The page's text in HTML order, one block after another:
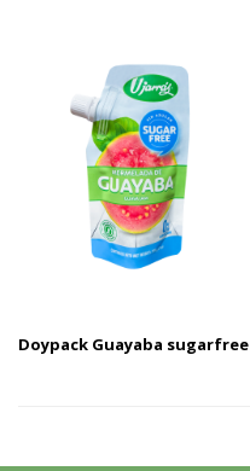
Doypack Guayaba sugarfree